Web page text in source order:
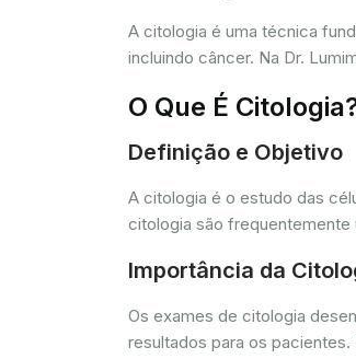
A citologia é uma técnica
incluindo câncer. Na Dr.
O Que É
Definição e Objetivo
A citologia é o estudo das
citologia são
Importância da
Os exames de citologia
resultados para os